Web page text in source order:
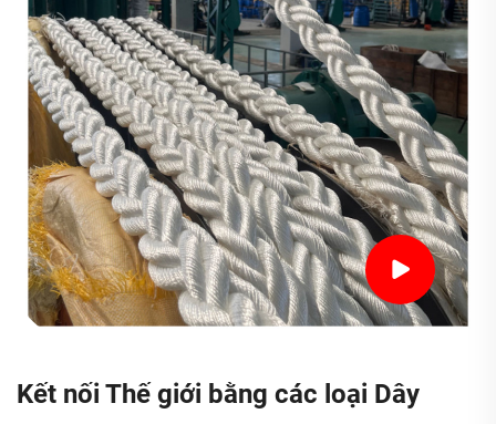
Kết nối Thế giới bằng các loại Dây